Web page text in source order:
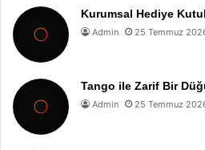
Kurumsal Hediye
Admin 25 Temmuz
Tango ile Zarif Bir
Admin 25 Temmuz